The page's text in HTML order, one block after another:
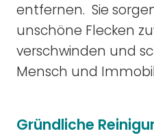
entfernen. Sie
unschöne Flecken
verschwinden und
Mensch und
Gründliche